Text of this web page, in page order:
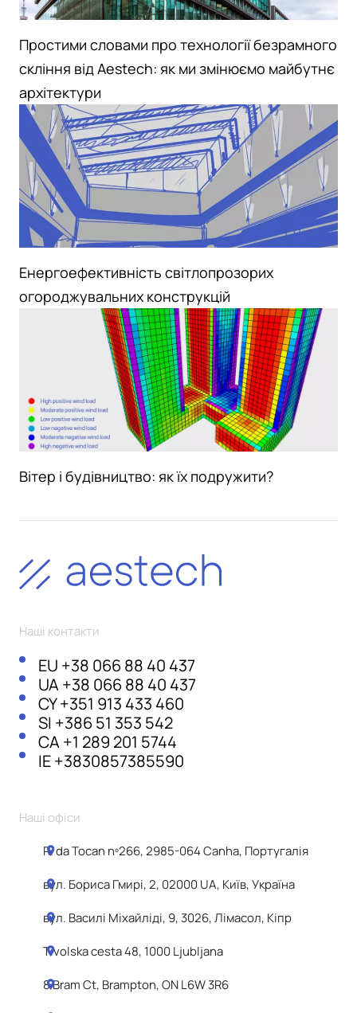
Простими словами про технології безрамного
скління від Aestech: як ми змінюємо майбутнє
архітектури
Енергоефективність світлопрозорих
огороджувальних конструкцій
Вітер і будівництво: як їх подружити?
Наші контакти
EU +38 066 88 40 437
UA+38 066 88 40 437
CY+351 913 433 460
SI +386 51 353 542
CA+1 289 201 5744
IE+3830857385590
Наші офіси
R. da Tocan nº266, 2985-064 Canha, Португалія
вул. Бориса Гмирі, 2, 02000 UA, Київ, Україна
вул. Василі Міхайліді, 9, 3026, Лімасол, Кіпр
Tivolska cesta 48, 1000 Ljubljana
8 Bram Ct, Brampton, ON L6W 3R6